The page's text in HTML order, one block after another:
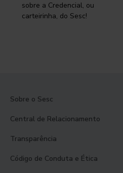
sobre a Credencial, ou
carteirinha, do Sesc!
Sobre o Sesc
Central de Relacionamento
Transparência
Código de Conduta e Ética